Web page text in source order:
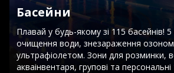
Басейни
Плавай у будь-якому зі 115 басейнів! 5
очищення води, знезараження
ультрафіолетом. Зони для розминки,
акваінвентаря, групові та